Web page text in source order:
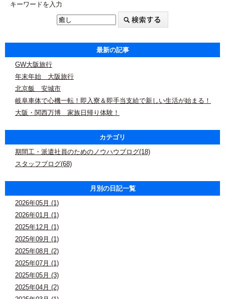
キーワードを入力
最新の記事
GW大阪旅行
年末年始 大阪旅行
北京飯 安城市
岐阜車体で心機一転！即入寮＆即手当支給で新しい生活が始まる！
大阪・関西万博 家族日帰り体験！
カテゴリ
期間工・派遣社員のためのノウハウブログ(18)
スタッフブログ(68)
月別の日記一覧
2026年05月 (1)
2026年01月 (1)
2025年12月 (1)
2025年09月 (1)
2025年08月 (2)
2025年07月 (1)
2025年05月 (3)
2025年04月 (2)